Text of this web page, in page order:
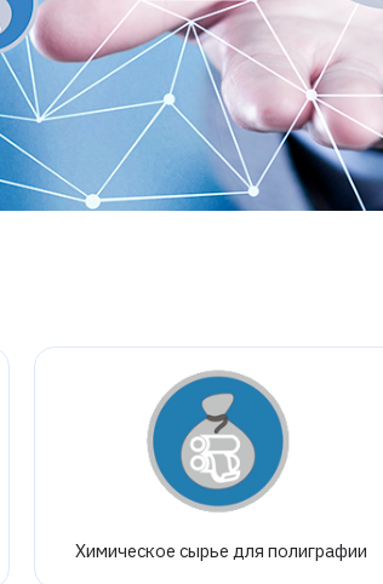
Химическое сырье для полиграфии